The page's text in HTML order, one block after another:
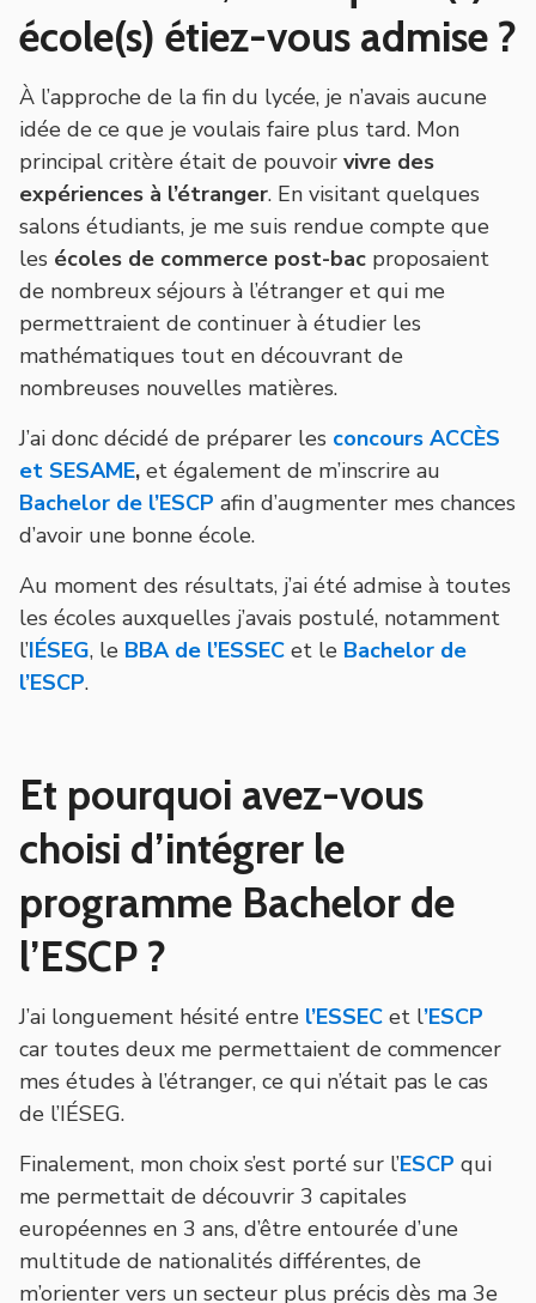
école(s) étiez-vous admise ?
À l’approche de la fin du lycée, je n’avais aucune
idée de ce que je voulais faire plus tard. Mon
principal critère était de pouvoir vivre des
expériences à l’étranger. En visitant quelques
salons étudiants, je me suis rendue compte que
les écoles de commerce post-bac proposaient
de nombreux séjours à l’étranger et qui me
permettraient de continuer à étudier les
mathématiques tout en découvrant de
nombreuses nouvelles matières.
J’ai donc décidé de préparer les concours ACCÈS
et SESAME, et également de m’inscrire au
Bachelor de l’ESCP afin d’augmenter mes chances
d’avoir une bonne école.
Au moment des résultats, j’ai été admise à toutes
les écoles auxquelles j’avais postulé, notamment
l’IÉSEG, le BBA de l’ESSEC et le Bachelor de
l’ESCP.
Et pourquoi avez-vous
choisi d’intégrer le
programme Bachelor de
l’ESCP ?
J’ai longuement hésité entre l’ESSEC et l’ESCP
car toutes deux me permettaient de commencer
mes études à l’étranger, ce qui n’était pas le cas
de l’IÉSEG.
Finalement, mon choix s’est porté sur l’ESCP qui
me permettait de découvrir 3 capitales
européennes en 3 ans, d’être entourée d’une
multitude de nationalités différentes, de
m’orienter vers un secteur plus précis dès ma 3e